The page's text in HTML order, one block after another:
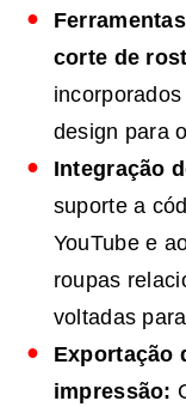
corte de
design para
Integração
suporte a
YouTube e
roupas
voltadas
Exportação
impressão: